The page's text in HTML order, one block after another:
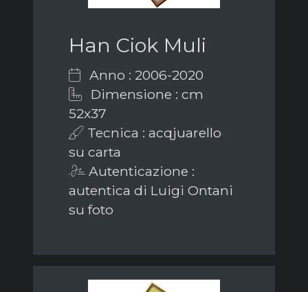
Han Ciok Muli
Anno : 2006-2020
Dimensione : cm
52x37
Tecnica : acqjuarello
su carta
Autenticazione :
autentica di Luigi Ontani
su foto